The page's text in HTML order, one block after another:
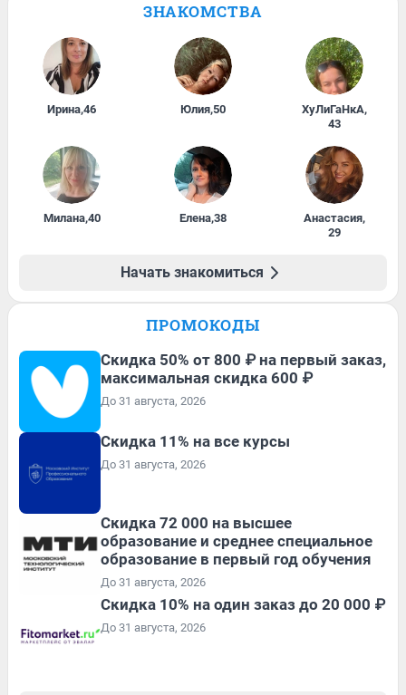
ЗНАКОМСТВА
Ирина,46 Юлия,50 ХуЛиГаНкА,
43
Милана,40 Елена,38 Анастасия,
29
Начать знакомиться
ПРОМОКОДЫ
Скидка 50% от 800 ₽ на первый заказ,
максимальная скидка 600 ₽
До 31 августа, 2026
Скидка 11% на все курсы
До 31 августа, 2026
Скидка 72 000 на высшее
образование и среднее специальное
образование в первый год обучения
До 31 августа, 2026
Скидка 10% на один заказ до 20 000 ₽
До 31 августа, 2026